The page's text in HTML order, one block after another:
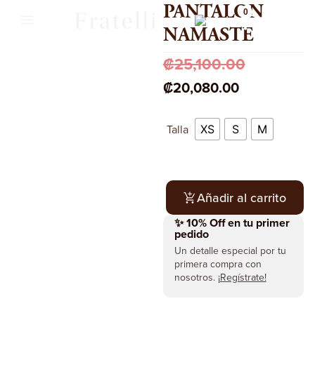
0
CR
PANTALON
NAMASTE
₡25,100.00
₡20,080.00
Talla XS S M
Añadir al carrito
✨ 10% Off en tu primer
pedido
Un detalle especial por tu
primera compra con
nosotros. ¡Regístrate!